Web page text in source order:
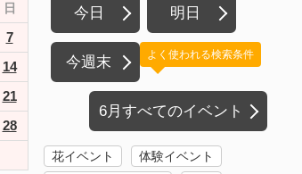
日
7
14
21
28
今日 明日
今週末
6月すべてのイベント
よく使われる検索条件
花イベント
体験イベント